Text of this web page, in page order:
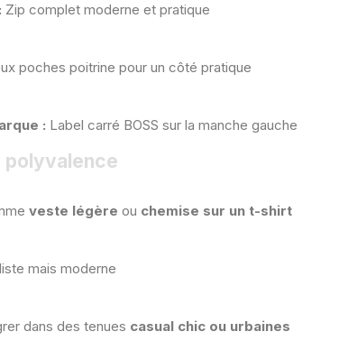
Zip complet moderne et pratique
poches poitrine pour un côté pratique
: Label carré BOSS sur la manche gauche
polyvalence
veste légère ou chemise sur un t-shirt
mais moderne
dans des tenues casual chic ou urbaines